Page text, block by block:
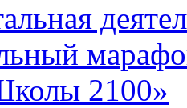
2100»